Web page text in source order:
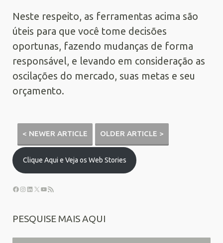
Neste respeito, as ferramentas acima são
úteis para que você tome decisões
oportunas, fazendo mudanças de forma
responsável, e levando em consideração as
oscilações do mercado, suas metas e seu
orçamento.
< NEWER ARTICLE OLDER ARTICLE >
Clique Aqui e Veja os Web Stories
PESQUISE MAIS AQUI